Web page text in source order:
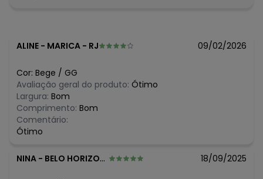
Composição: 90% Viscose 10% Elastano
ALINE - MARICA - RJ 09/02/2026
Cor: Bege / GG
Avaliação geral do produto: Ótimo
Largura: Bom
Comprimento: Bom
Comentário:
Ótimo
NINA - BELO HORIZONTE - MG 18/09/2025